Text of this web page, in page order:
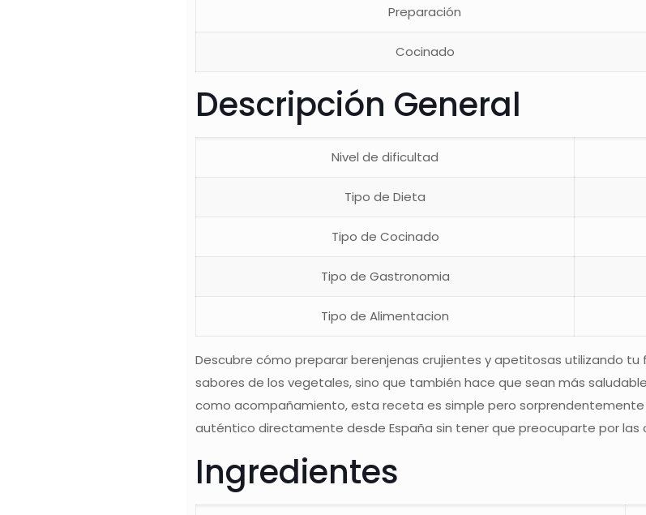
Preparación
Cocinado
Descripción General
Nivel de dificultad
Tipo de Dieta
Tipo de Cocinado
Tipo de Gastronomia
Tipo de Alimentacion
Descubre cómo preparar berenjenas crujientes y apetitosas utilizando
sabores de los vegetales, sino que también hace que sean más
como acompañamiento, esta receta es simple pero
auténtico directamente desde España sin tener que preocuparte por
Ingredientes